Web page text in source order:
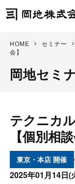
HOME セミナー
会】
岡地セミ
テクニカ
【個別相談
東京・本店
2025年01月14日(